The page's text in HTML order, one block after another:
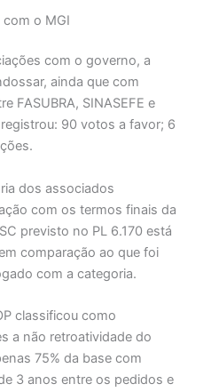
o MGI
com o governo, a
ainda que com
FASUBRA, SINASEFE e
90 votos a favor; 6
dos associados
com os termos finais da
previsto no PL 6.170 está
comparação ao que foi
com a categoria.
classificou como
a não retroatividade do
75% da base com
3 anos entre os pedidos e